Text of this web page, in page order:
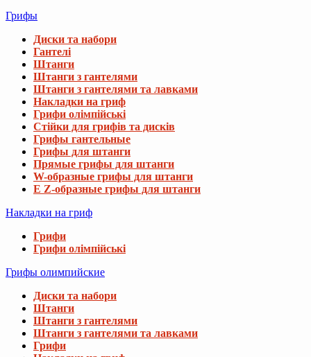
Грифы
Диски та набори
Гантелі
Штанги
Штанги з гантелями
Штанги з гантелями та лавками
Накладки на гриф
Грифи олімпійські
Стійки для грифів та дисків
Грифы гантельные
Грифы для штанги
Прямые грифы для штанги
W-образные грифы для штанги
E Z-образные грифы для штанги
Накладки на гриф
Грифи
Грифи олімпійські
Грифы олимпийские
Диски та набори
Штанги
Штанги з гантелями
Штанги з гантелями та лавками
Грифи